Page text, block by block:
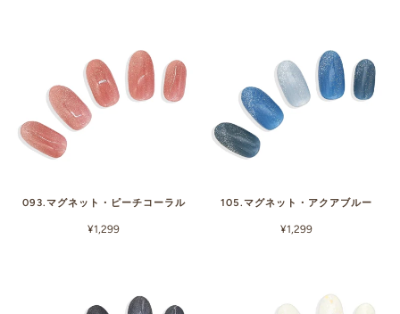
093.マグネット・ピーチコーラル
¥1,299
105.マグネット・アクアブルー
¥1,299